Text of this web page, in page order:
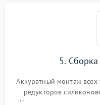
5.
Аккуратный монтаж всех
редукторов
Установка новых